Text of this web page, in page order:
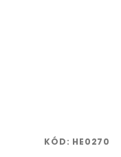
KÓD: HE0270